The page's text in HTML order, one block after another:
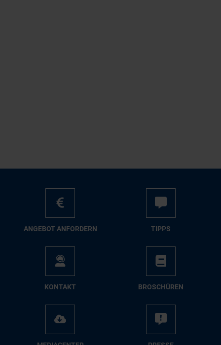
AN­GE­BOT AN­FOR­DERN TIPPS
KON­TAKT BRO­SCHÜ­REN